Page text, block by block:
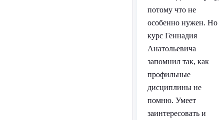
потому что не
особенно нужен. Но
курс Геннадия
Анатольевича
запомнил так, как
профильные
дисциплины не
помню. Умеет
заинтересовать и